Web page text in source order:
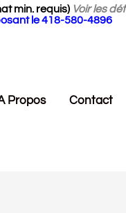
min. requis) Voir les
le 418-580-4896
Propos Contact